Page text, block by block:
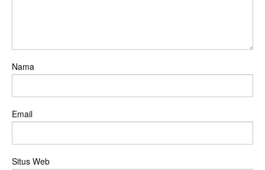
Nama
Email
Situs Web